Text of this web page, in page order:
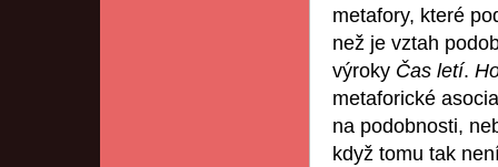
metafory, které
než je vztah
výroky Čas letí.
metaforické
na podobnosti,
když tomu tak